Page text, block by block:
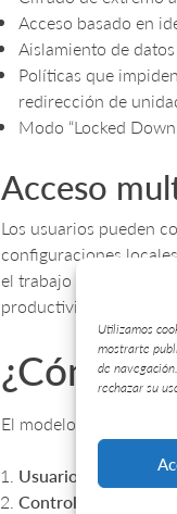
Utilizamos
mostrarte
de
rechazar su
Acceso basado en
Aislamiento de
Políticas que
redirección de
Modo “Locked
Acceso
Los usuarios pueden
configuraciones
el trabajo desde
productividad.
¿Cómo
El modelo de Workspot
Usuario final:
Control Plane